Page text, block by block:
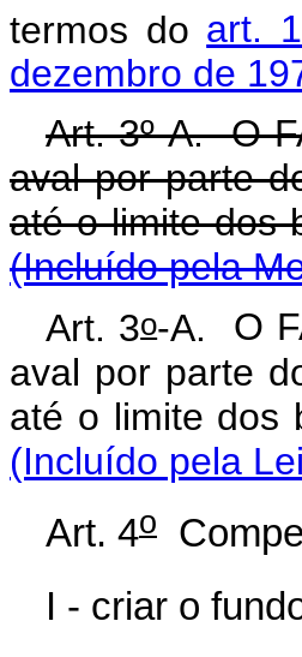
termos do art.
dezembro de
Art. 3º-A. O
aval por parte
até o limite
(Incluído pela
Art. 3o-A. O
aval por parte
até o limite dos
(Incluído pela
Art. 4o
I - criar o